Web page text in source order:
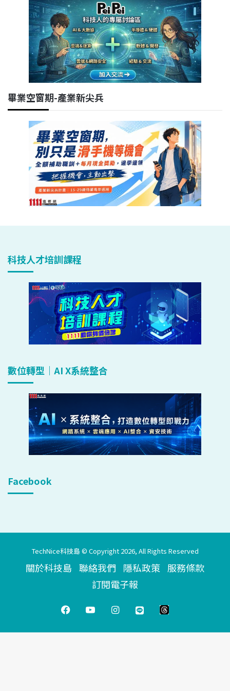
畢業空窗期-產業新尖兵
科技人才培訓課程
數位轉型｜AI X系統整合
Facebook
TechNice科技島 © Copyright 2026, All Rights Reserved
關於科技島 聯絡我們 隱私政策 服務條款
訂閱電子報